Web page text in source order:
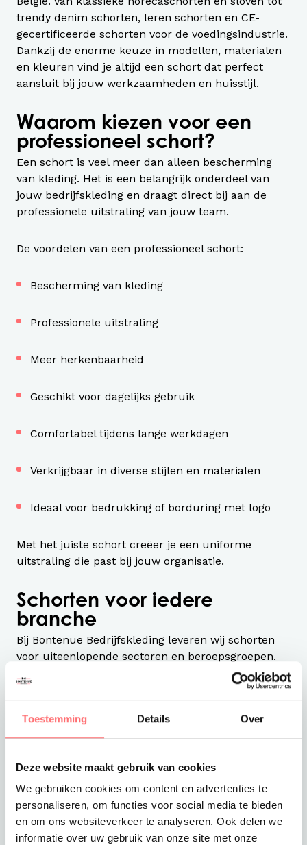
Toestemming Details Over
Deze website maakt gebruik van cookies
We gebruiken cookies om content en advertenties te
personaliseren, om functies voor social media te bieden
en om ons websiteverkeer te analyseren. Ook delen we
informatie over uw gebruik van onze site met onze
trendy denim schorten, leren schorten en CE-
gecertificeerde schorten voor de voedingsindustrie.
Dankzij de enorme keuze in modellen, materialen
en kleuren vind je altijd een schort dat perfect
aansluit bij jouw werkzaamheden en huisstijl.
Waarom kiezen voor een
professioneel schort?
Een schort is veel meer dan alleen bescherming
van kleding. Het is een belangrijk onderdeel van
jouw bedrijfskleding en draagt direct bij aan de
professionele uitstraling van jouw team.
De voordelen van een professioneel schort:
Bescherming van kleding
Professionele uitstraling
Meer herkenbaarheid
Geschikt voor dagelijks gebruik
Comfortabel tijdens lange werkdagen
Verkrijgbaar in diverse stijlen en materialen
Ideaal voor bedrukking of borduring met logo
Met het juiste schort creëer je een uniforme
uitstraling die past bij jouw organisatie.
Schorten voor iedere
branche
Bij Bontenue Bedrijfskleding leveren wij schorten
voor uiteenlopende sectoren en beroepsgroepen.
Binnen de horeca is een schort vaak het
en zijn geschikt voor:
Restaurants
Hotels